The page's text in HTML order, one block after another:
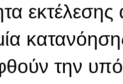
την